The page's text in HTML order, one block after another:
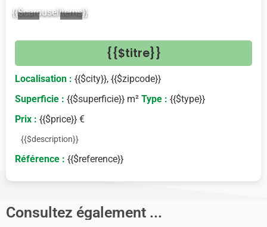
{{$carouselItems}}
{{$titre}}
Localisation : {{$city}}, {{$zipcode}}
Superficie : {{$superficie}} m² Type : {{$type}}
Prix : {{$price}} €
{{$description}}
Référence : {{$reference}}
Consultez également ...